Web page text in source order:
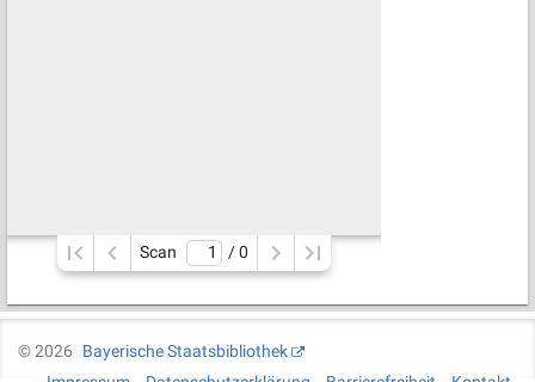
Scan / 0
©2026
Bayerische Staatsbibliothek